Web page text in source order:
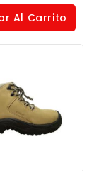
Al Carrito